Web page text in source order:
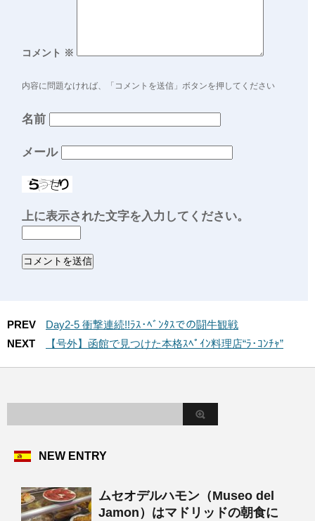
コメント ※
内容に問題なければ、「コメントを送信」ボタンを押してください
名前
メール
上に表示された文字を入力してください。
PREV
Day2-5 衝撃連続!!ﾗｽ･ﾍﾞﾝﾀｽでの闘牛観戦
NEXT
【号外】函館で見つけた本格ｽﾍﾟｲﾝ料理店“ﾗ･ｺﾝﾁｬ”
NEW ENTRY
ムセオデルハモン（Museo del
Jamon）はマドリッドの朝食に